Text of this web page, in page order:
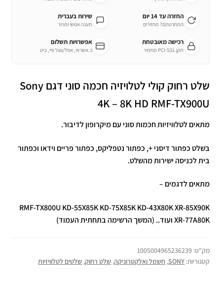
החזרה עד 14 יום
התחרטתם? מחזירים
שירות בעברית
מענה אנושי ומהיר
רכישה מאובטחת
תקן PCI-SSL מחמיר
אפשרויות תשלום
כ.אשראי, אפל/גוגל פיי, ביט
שלט רחוק קולי
לטלויזיה חכמה סוני דגם Sony
4K – 8K HD RMF-TX900U
מתאים לטלוויזיות חכמות סוני עם מיקרופון לדיבור.
בשלט כפתור דיסני +, כפתור נטפליקס, כפתור פריים וידאו וכפתור
בית לכניסה ישירות מהשלט.
מתאים לדגמים –
RMF-TX800U KD-55X85K KD-75X85K KD-43X80K XR-85X90K
XR-77A80K ועוד.. (המשך הרשימה בתחתית העמוד)
מק"ט: 1005004965236239
קטגוריות: SONY
, חשמל ואלקטרוניקה, שלט רחוק, שלטים לטלוויזיות